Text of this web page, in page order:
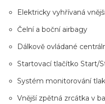
Elektricky vyhřívaná
Čelní a boční airbagy
Dálkově ovládané
Startovací tlačítko Start/
Systém monitorování
Vnější zpětná zrcátka v